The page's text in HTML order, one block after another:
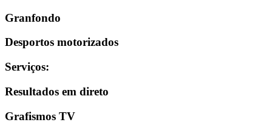
Granfondo
Desportos motorizados
Serviços:
Resultados em direto
Grafismos TV